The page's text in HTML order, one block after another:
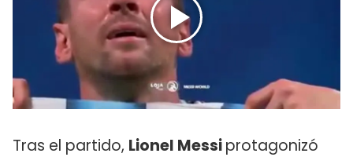
Tras el partido, Lionel Messiprotagonizó